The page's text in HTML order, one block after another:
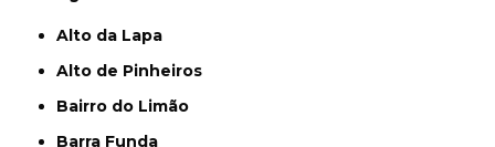
Alto da Lapa
Alto de Pinheiros
Bairro do Limão
Barra Funda